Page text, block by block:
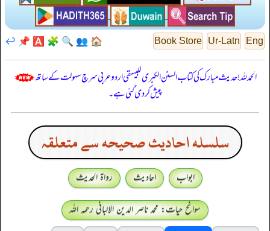
Eng
Ur-Latn
Book Store
🏠
👥
🔍
🧩
🅰️
📌
↩️
الحمدللہ! حدیث مبارک کی کتاب السنن الكبرى للبيهقي اردو عربی سرچ سہولت کے ساتھ
پیش کر دی گئی ہے۔
سلسله احاديث صحيحه سے متعلقہ
ابواب احادیث
رواۃ الحدیث
سوانح حیات: محمد ناصر الدین الالبانی رحمہ اللہ